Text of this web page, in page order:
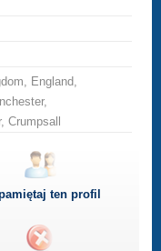
England,
Crumpsall
ten profil